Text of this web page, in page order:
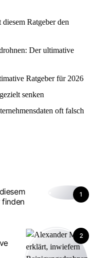
Ratgeber den
Der ultimative
Ratgeber für 2026
senken
oft falsch
1
finden
2